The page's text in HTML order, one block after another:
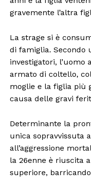
gravemente l’altra
La strage si è
di famiglia. Secondo
investigatori, l’uomo
armato di coltello,
moglie e la figlia più
causa delle gravi
Determinante la
unica sopravvissuta
all’aggressione
la 26enne è riuscita
superiore,